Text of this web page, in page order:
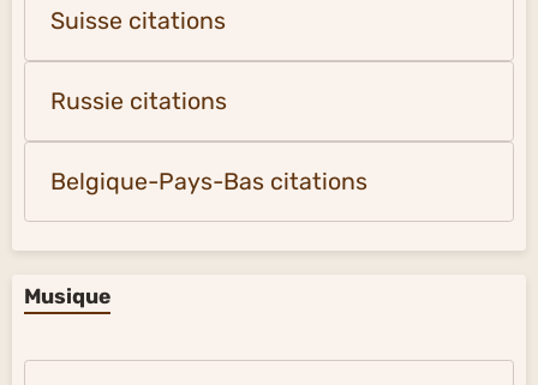
Suisse citations
Russie citations
Belgique-Pays-Bas citations
Musique